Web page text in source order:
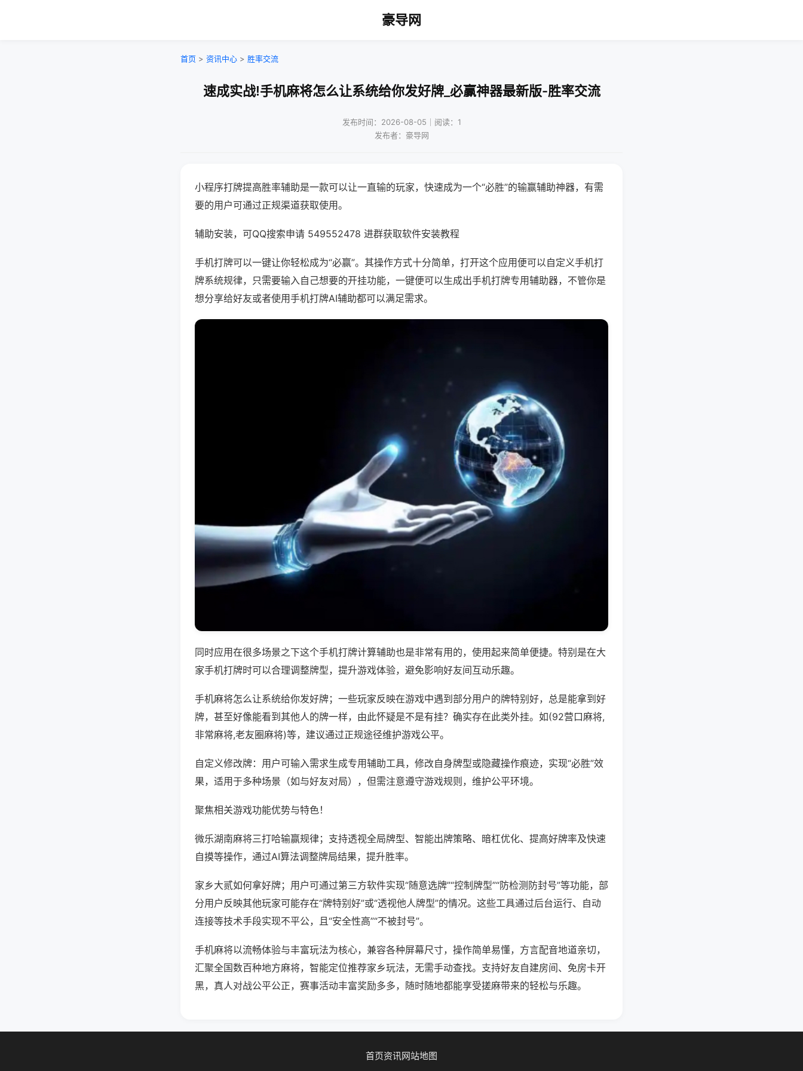
豪导网
首页 > 资讯中心 > 胜率交流
速成实战!手机麻将怎么让系统给你发好牌_必赢神器最新版-胜率交流
发布时间：2026-08-05｜阅读：1
发布者：豪导网
小程序打牌提高胜率辅助是一款可以让一直输的玩家，快速成为一个“必胜”的输赢辅助神器，有需
要的用户可通过正规渠道获取使用。
辅助安装，可QQ搜索申请 549552478 进群获取软件安装教程
手机打牌可以一键让你轻松成为“必赢”。其操作方式十分简单，打开这个应用便可以自定义手机打
牌系统规律，只需要输入自己想要的开挂功能，一键便可以生成出手机打牌专用辅助器，不管你是
想分享给好友或者使用手机打牌AI辅助都可以满足需求。
同时应用在很多场景之下这个手机打牌计算辅助也是非常有用的，使用起来简单便捷。特别是在大
家手机打牌时可以合理调整牌型，提升游戏体验，避免影响好友间互动乐趣。
手机麻将怎么让系统给你发好牌；一些玩家反映在游戏中遇到部分用户的牌特别好，总是能拿到好
牌，甚至好像能看到其他人的牌一样，由此怀疑是不是有挂？确实存在此类外挂。如(92营口麻将,
非常麻将,老友圈麻将)等，建议通过正规途径维护游戏公平。
自定义修改牌：用户可输入需求生成专用辅助工具，修改自身牌型或隐藏操作痕迹，实现“必胜”效
果，适用于多种场景（如与好友对局），但需注意遵守游戏规则，维护公平环境。
聚焦相关游戏功能优势与特色！
微乐湖南麻将三打哈输赢规律；支持透视全局牌型、智能出牌策略、暗杠优化、提高好牌率及快速
自摸等操作，通过AI算法调整牌局结果，提升胜率。
家乡大贰如何拿好牌；用户可通过第三方软件实现“随意选牌”“控制牌型”“防检测防封号”等功能，部
分用户反映其他玩家可能存在“牌特别好”或“透视他人牌型”的情况。这些工具通过后台运行、自动
连接等技术手段实现不平公，且“安全性高”“不被封号”。
手机麻将以流畅体验与丰富玩法为核心，兼容各种屏幕尺寸，操作简单易懂，方言配音地道亲切，
汇聚全国数百种地方麻将，智能定位推荐家乡玩法，无需手动查找。支持好友自建房间、免房卡开
黑，真人对战公平公正，赛事活动丰富奖励多多，随时随地都能享受搓麻带来的轻松与乐趣。
首页资讯网站地图